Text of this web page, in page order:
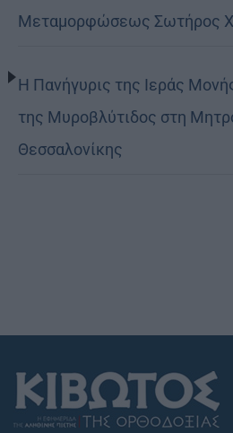
Μεταμορφώσεως Σωτήρος
Η Πανήγυρις της Ιεράς
της Μυροβλύτιδος στη
Θεσσαλονίκης